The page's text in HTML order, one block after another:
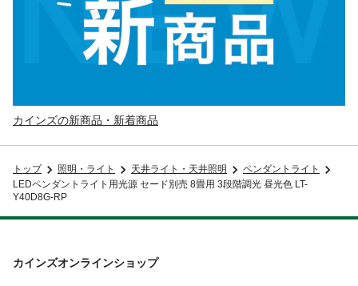
カインズの新商品・新着商品
トップ 照明・ライト 天井ライト・天井照明
ペンダントライト
LEDペンダントライト用光源 セード別売 8畳用 3段階調光 昼光色 LT-
Y40D8G-RP
カインズオンラインショップ